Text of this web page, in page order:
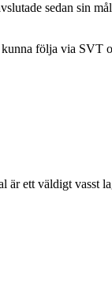
sedan sin
följa via SVT
ett väldigt vasst